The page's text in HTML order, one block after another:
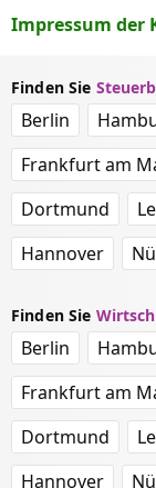
Impressum der
Finden Sie
Berlin
Frankfurt am
Dortmund
Hannover
Finden Sie
Berlin
Frankfurt am
Dortmund
Hannover